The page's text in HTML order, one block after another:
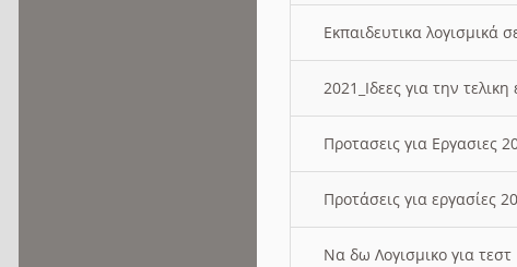
Εκπαιδευτικα λογισμικά
2021_Ιδεες για την
Προτασεις για Εργασιες
Προτάσεις για εργασίες
Να δω Λογισμικο για